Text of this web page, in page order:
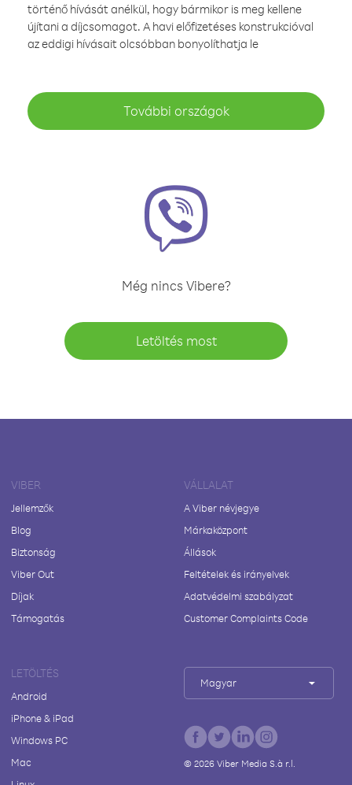
történő hívását anélkül, hogy bármikor is meg kellene
újítani a díjcsomagot. A havi előfizetéses konstrukcióval
az eddigi hívásait olcsóbban bonyolíthatja le
További országok
Még nincs Vibere?
Letöltés most
VIBER
Jellemzők
Blog
Biztonság
Viber Out
Díjak
Támogatás
VÁLLALAT
A Viber névjegye
Márkaközpont
Állások
Feltételek és irányelvek
Adatvédelmi szabályzat
Customer Complaints Code
LETÖLTÉS
Android
iPhone & iPad
Windows PC
Mac
Magyar
© 2026Viber Media S.à r.l.